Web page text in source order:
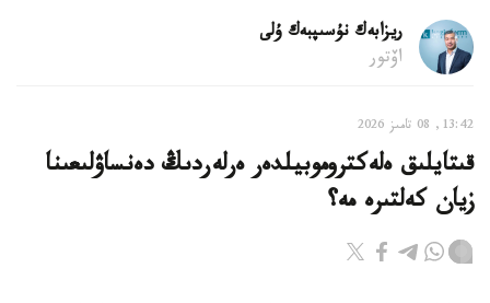
ريزابەك نۇسىپبەك ۇلى
اۆتور
13:42, 08 تامىز 2026
قىتايلىق ەلەكتروموبيلدەر ەرلەردىڭ دەنساۋلىعىنا
زيان كەلتىرە مە؟